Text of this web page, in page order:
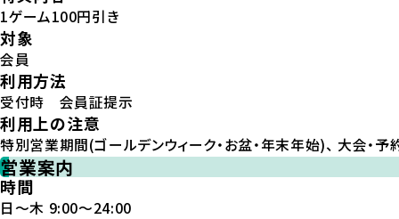
1ゲーム100円引き
対象
会員
利用方法
受付時 会員証提示
利用上の注意
特別営業期間(ゴールデンウィーク・お盆・年末年始)、 大会・予
営業案内
時間
日～木 9:00～24:00